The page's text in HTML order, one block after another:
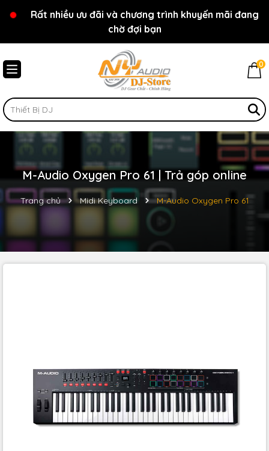
Chào mừng bạn đến với cửa hàng NY Audio - DJ
Store
Rất nhiều ưu đãi và chương trình khuyến mãi đang
chờ đợi bạn
0
M-Audio Oxygen Pro 61 | Trả góp online
Trang chủ Midi Keyboard M-Audio Oxygen Pro 61